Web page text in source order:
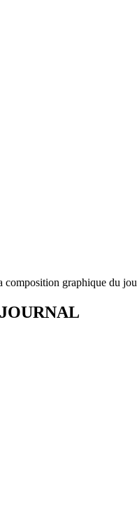
composition graphique du